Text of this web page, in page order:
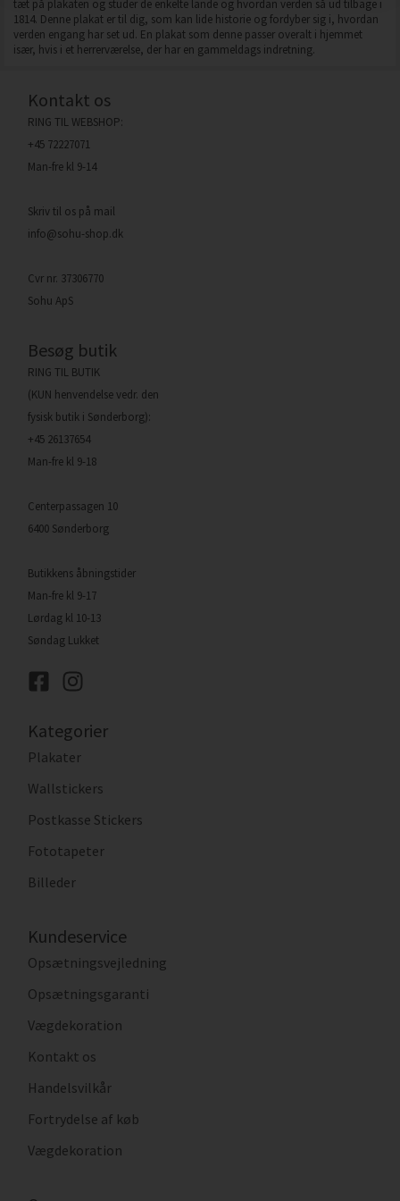
tæt på plakaten og studer de enkelte lande og hvordan verden så ud tilbage i
1814. Denne plakat er til dig, som kan lide historie og fordyber sig i, hvordan
verden engang har set ud. En plakat som denne passer overalt i hjemmet
især, hvis i et herrerværelse, der har en gammeldags indretning.
Kontakt os
RING TIL WEBSHOP:
+45 72227071
Man-fre kl 9-14
Skriv til os på mail
info@sohu-shop.dk
Cvr nr. 37306770
Sohu ApS
Besøg butik
RING TIL BUTIK
(KUN henvendelse vedr. den
fysisk butik i Sønderborg):
+45 26137654
Man-fre kl 9-18
Centerpassagen 10
6400 Sønderborg
Butikkens åbningstider
Man-fre kl 9-17
Lørdag kl 10-13
Søndag Lukket
Kategorier
Plakater
Wallstickers
Postkasse Stickers
Fototapeter
Billeder
Kundeservice
Opsætningsvejledning
Opsætningsgaranti
Vægdekoration
Kontakt os
Handelsvilkår
Fortrydelse af køb
Vægdekoration